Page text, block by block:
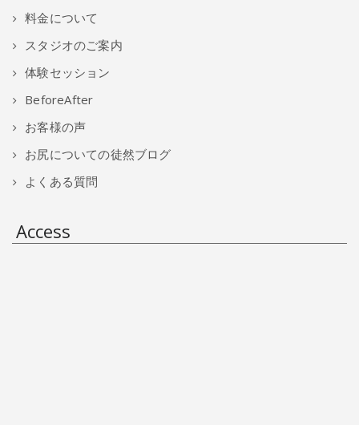
料金について
スタジオのご案内
体験セッション
BeforeAfter
お客様の声
お尻についての徒然ブログ
よくある質問
Access